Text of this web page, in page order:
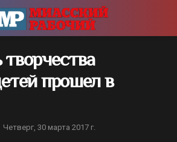
прошел в
Четверг, 30 марта 2017 г.